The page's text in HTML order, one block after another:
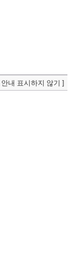
안내 표시하지 않기 ]